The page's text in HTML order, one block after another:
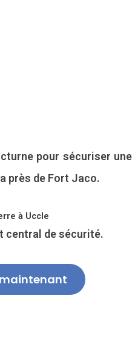
pour sécuriser une
près de Fort Jaco.
à Uccle
central de sécurité.